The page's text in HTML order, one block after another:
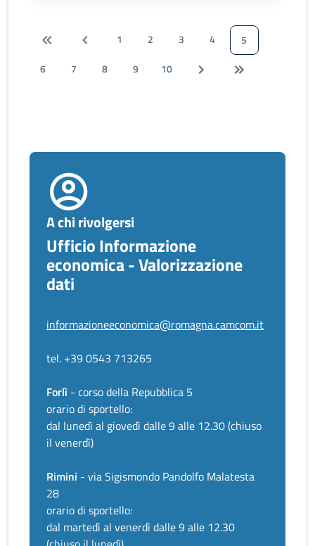
1 2 3 4
5
6
7 8 9 10
A chi rivolgersi
Ufficio Informazione
economica - Valorizzazione
dati
informazioneeconomica@romagna.camcom.it
tel. +39 0543 713265
Forlì - corso della Repubblica 5
orario di sportello:
dal lunedì al giovedì dalle 9 alle 12.30 (chiuso
il venerdì)
Rimini - via Sigismondo Pandolfo Malatesta
28
orario di sportello:
dal martedì al venerdì dalle 9 alle 12.30